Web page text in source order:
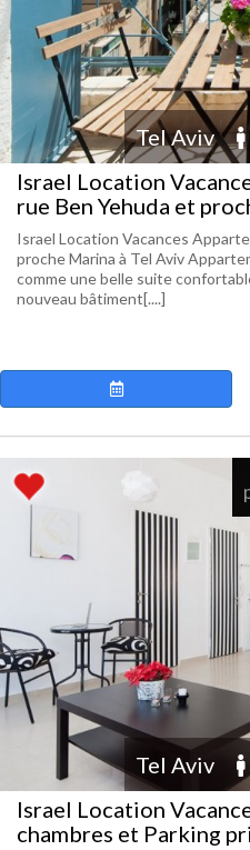
Tel Aviv
Israel Location
rue Ben Yehuda et
Israel Location Vacances
proche Marina à Tel Aviv
comme une belle suite
nouveau bâtiment[....]
Tel Aviv
Israel Location
chambres et Parking